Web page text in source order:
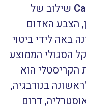
Ca שילוב של
הצבע האדום
באה לידי ביטוי
בין 6-6.5 והמשקל הסגולי הממוצע
הקריסטלי הוא
בנורבגיה,
דרום